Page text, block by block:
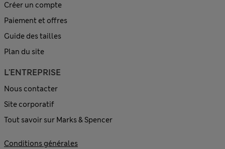
Créer un compte
Paiement et offres
Guide des tailles
Plan du site
L'ENTREPRISE
Nous contacter
Site corporatif
Tout savoir sur Marks & Spencer
Conditions générales